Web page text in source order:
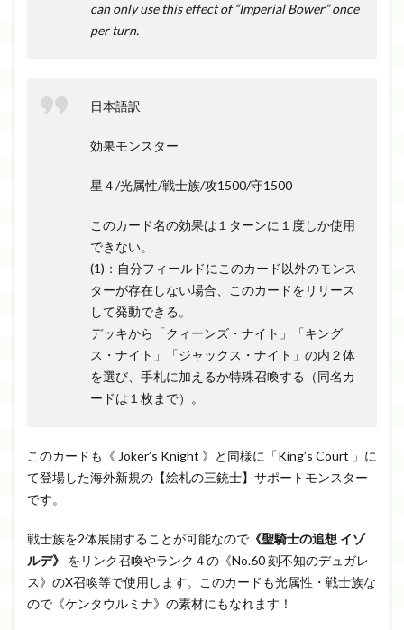
can only use this effect of “Imperial Bower” once
per turn.
日本語訳
効果モンスター
星４/光属性/戦士族/攻1500/守1500
このカード名の効果は１ターンに１度しか使用
できない。
(1)：自分フィールドにこのカード以外のモンス
ターが存在しない場合、このカードをリリース
して発動できる。
デッキから「クィーンズ・ナイト」「キング
ス・ナイト」「ジャックス・ナイト」の内２体
を選び、手札に加えるか特殊召喚する（同名カ
ードは１枚まで）。
このカードも《 Joker’s Knight 》と同様に「King’s Court 」に
て登場した海外新規の【絵札の三銃士】サポートモンスター
です。
戦士族を2体展開することが可能なので 《聖騎士の追想 イゾ
ルデ》
をリンク召喚やランク４の《No.60 刻不知のデュガレ
ス》のX召喚等で使用します。このカードも光属性・戦士族な
ので《ケンタウルミナ》の素材にもなれます！